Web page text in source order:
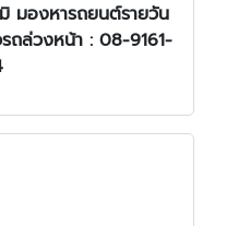
มองหารถยนต์รายวัน
ถล่วงหน้า : 08-9161-